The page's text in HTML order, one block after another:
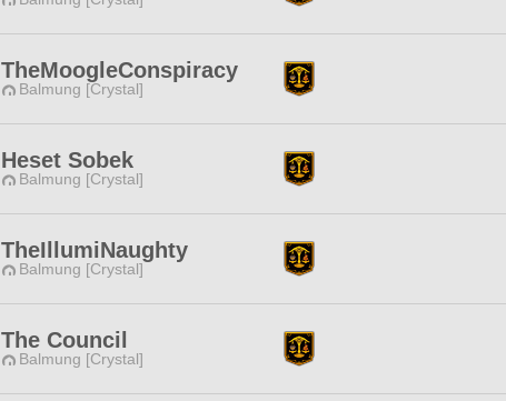
TheMoogleConspiracy
Balmung [Crystal]
Heset Sobek
Balmung [Crystal]
TheIllumiNaughty
Balmung [Crystal]
The Council
Balmung [Crystal]